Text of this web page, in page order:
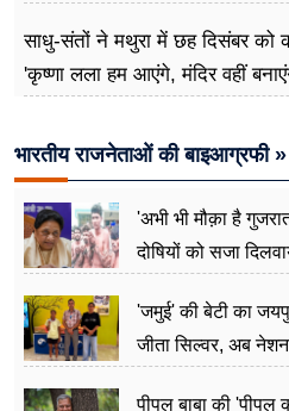
साधु-संतों ने मथुरा में छह दिसंबर को
'कृष्णा लला हम आएंगे, मंदिर वहीं
भारतीय राजनेताओं की बाइआग्रफी »
'अभी भी मौक़ा है
दोषियों को सजा
'जमुई' की बेटी का
जीता सिल्वर, अब
पीपल बाबा की 'पीपल